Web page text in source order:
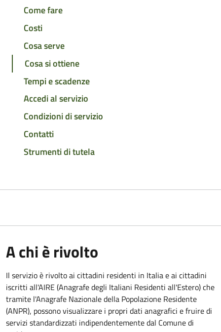
Come fare
Costi
Cosa serve
Cosa si ottiene
Tempi e scadenze
Accedi al servizio
Condizioni di servizio
Contatti
Strumenti di tutela
A chi è rivolto
Il servizio è rivolto ai cittadini residenti in Italia e ai cittadini
iscritti all'AIRE (Anagrafe degli Italiani Residenti all'Estero) che
tramite l'Anagrafe Nazionale della Popolazione Residente
(ANPR), possono visualizzare i propri dati anagrafici e fruire di
servizi standardizzati indipendentemente dal Comune di